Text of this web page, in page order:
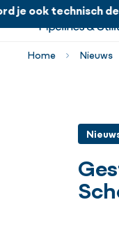
Hanab. Word je
ook technisch de
Home Nieuws